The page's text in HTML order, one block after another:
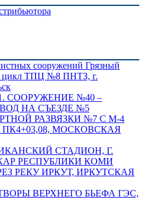
сооружений Грязный
цикл ТПЦ №8 ПНТЗ, г.
СООРУЖЕНИЕ №40 –
НА СЪЕЗДЕ №5
РАЗВЯЗКИ №7 С М-4
МОСКОВСКАЯ
СТАДИОН, Г.
РЕСПУБЛИКИ КОМИ
РЕКУ ИРКУТ, ИРКУТСКАЯ
ВЕРХНЕГО БЬЕФА ГЭС,